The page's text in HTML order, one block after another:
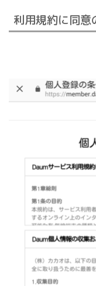
利用規約に同意